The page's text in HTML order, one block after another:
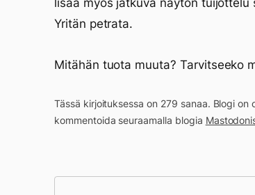
lisää myös jatkuva näytön tuijottelu
Yritän petrata.
Mitähän tuota muuta? Tarvitseeko
Tässä kirjoituksessa on 279 sanaa. Blogi on
kommentoida seuraamalla blogia